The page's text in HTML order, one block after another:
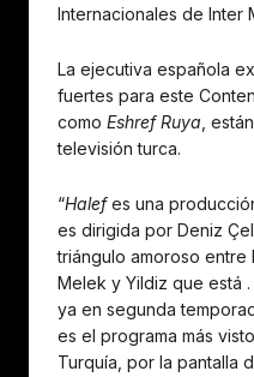
Internacionales de Inter
La ejecutiva española
fuertes para este
como Eshref Ruya,
televisión turca.
“Halefes una
es dirigida por Deniz
triángulo amoroso entre
Melek y Yildiz que está
ya en segunda
es el programa más
Turquía, por la pantalla